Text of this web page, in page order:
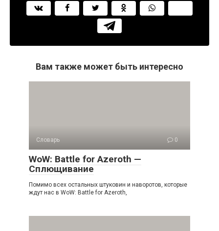
Вам также может быть интересно
Словарь 0
WoW: Battle for Azeroth —
Сплющивание
Помимо всех остальных штуковин и наворотов, которые
ждут нас в WoW: Battle for Azeroth,